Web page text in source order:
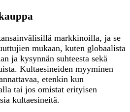
markkinoilla, ja se
mukaan, kuten globaalista
ja kysynnän suhteesta sekä
Kultaesineiden myyminen
etenkin kun
tai jos omistat erityisen
kultaesineitä.